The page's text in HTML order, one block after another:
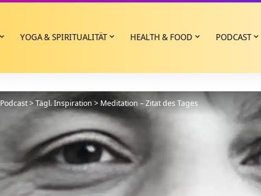
YOGA & SPIRITUALITÄT HEALTH & FOOD PODCAST
Podcast>Tägl. Inspiration > Meditation – Zitat des Tages